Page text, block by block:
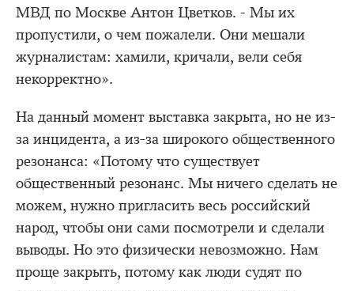
МВД по Москве Антон Цветков. - Мы их
пропустили, о чем пожалели. Они мешали
журналистам: хамили, кричали, вели себя
некорректно».
На данный момент выставка закрыта, но не из-
за инцидента, а из-за широкого общественного
резонанса: «Потому что существует
общественный резонанс. Мы ничего сделать не
можем, нужно пригласить весь российский
народ, чтобы они сами посмотрели и сделали
выводы. Но это физически невозможно. Нам
проще закрыть, потому как люди судят по